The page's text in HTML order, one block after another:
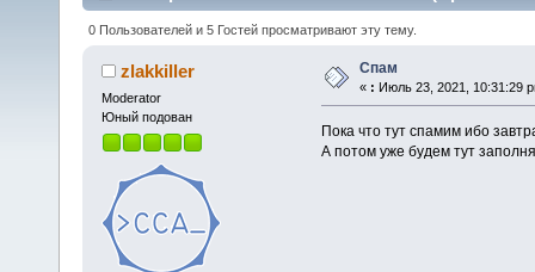
0 Пользователей и 5 Гостей просматривают эту тему.
zlakkiller
Moderator
Юный подован
Спам
« : Июль 23, 2021, 10:31:29
Пока что тут спамим ибо
А потом уже будем тут